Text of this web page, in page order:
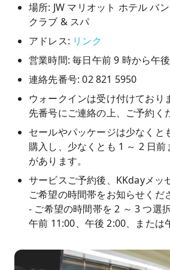
場所: JW マリオット ホテル バ
クラブ & スパ
アドレス: リンク
営業時間: 毎日午前 9 時から午
連絡先番号: 02 821 5950
ウォークインは受け付けており
先番号にご連絡の上、ご予約く
セールやパッケージは少なくと
購入し、少なくとも 1 ～ 2 日
があります。
サービスご予約後、KKdayメッ
ご希望の時間帯をお知らせくだ
- ご希望の時間帯を 2 ～ 3 つ選
午前 11:00、午後 2:00、または